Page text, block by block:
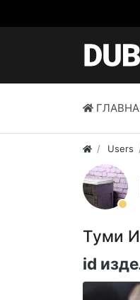
Users
Туми
id